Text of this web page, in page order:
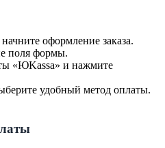
оформление заказа.
поля формы.
«ЮKassa» и нажмите
удобный метод оплаты.